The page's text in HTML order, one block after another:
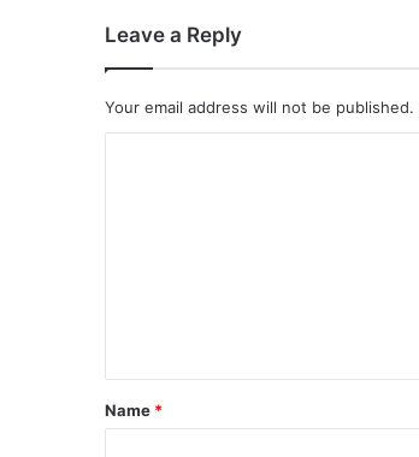
Leave a Reply
Your email address will not be published.
*
Name *